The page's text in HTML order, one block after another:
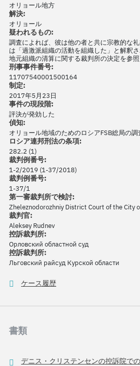
オリョール地方
解決:
オリョール
疑われるもの:
調査によれば、彼は他の者と共に宗教的な
は「過激派組織の活動を組織した」と解釈
地元組織の清算に関する裁判所の決定を参
刑事事件番号:
11707540001500164
制定:
2017年5月23日
事件の現段階:
評決が発効した
偵知:
オリョール地域のためのロシアFSB総局の調
ロシア連邦刑法の条項:
282.2 (1)
裁判例番号:
1-2/2019 (1-37/2018)
裁判例番号:
1-37/1
第一審裁判所で検討:
Zheleznodorozhniy District Court of the City
裁判官:
Aleksey Rudnev
控訴裁判所:
Орловский областной суд
控訴裁判所:
Льговский райсуд Курской области
ケース履歴
書類
デニス・クリステンセンの控訴院で